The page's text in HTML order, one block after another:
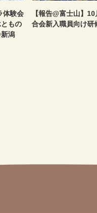
体験会
もの
潟
【報告@富士山】
合会新入職員向け研